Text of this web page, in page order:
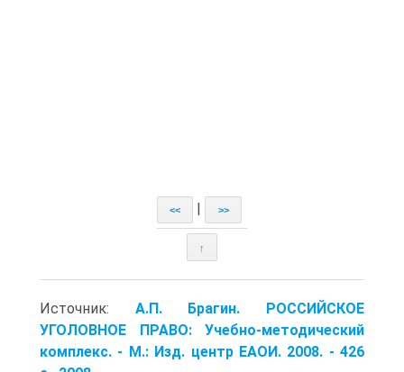
<< >>
↑
Источник: А.П. Брагин. РОССИЙСКОЕ
УГОЛОВНОЕ ПРАВО: Учебно-методический
комплекс. - М.: Изд. центр ЕАОИ. 2008. - 426